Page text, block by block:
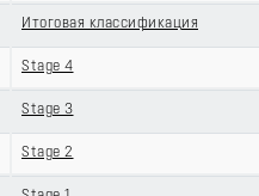
Итоговая классификация
Stage 4
Stage 3
Stage 2